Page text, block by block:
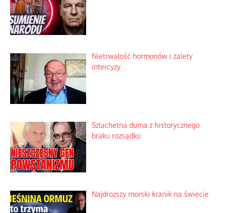
Nietrwałość hormonów i zalety
intercyzy
Szlachetna duma z historycznego
braku rozsądku
Najdroższy morski kranik na świecie